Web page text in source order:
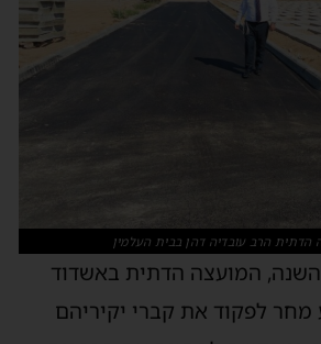
הדתית הרב עובדיה דהן בבית העלמין
המועצה הדתית באשדוד
מחר לפקוד את קברי יקיריהם